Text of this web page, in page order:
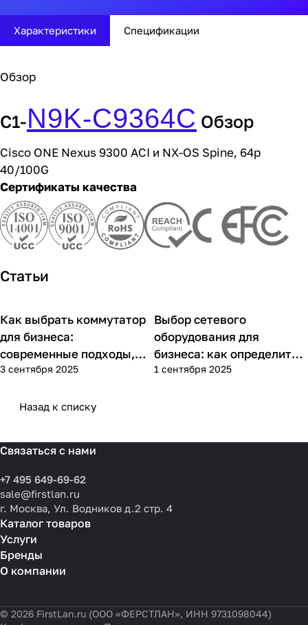
Характеристики Спецификации
Обзор
C1-N9K-C9364C Обзор
Cisco ONE Nexus 9300 ACI и NX-OS Spine, 64p
40/100G
Сертификаты качества
Статьи
Советы покупателям
Как выбрать коммутатор
для бизнеса:
современные подходы,
практика применения и
3 сентября 2025
Советы покупателям
Выбор сетевого
оборудования для
бизнеса: как определить
потребности компании и
1 сентября 2025
Назад к списку
Связаться с нами
+7 495 649-69-62
sale@firstlan.ru
г. Москва, Ул. Водников д.2 стр. 4
Каталог товаров
Услуги
Бренды
О компании
© 2026 FirstLan.ru (ООО «ФЕРСТЛАН», ИНН 9731098044)